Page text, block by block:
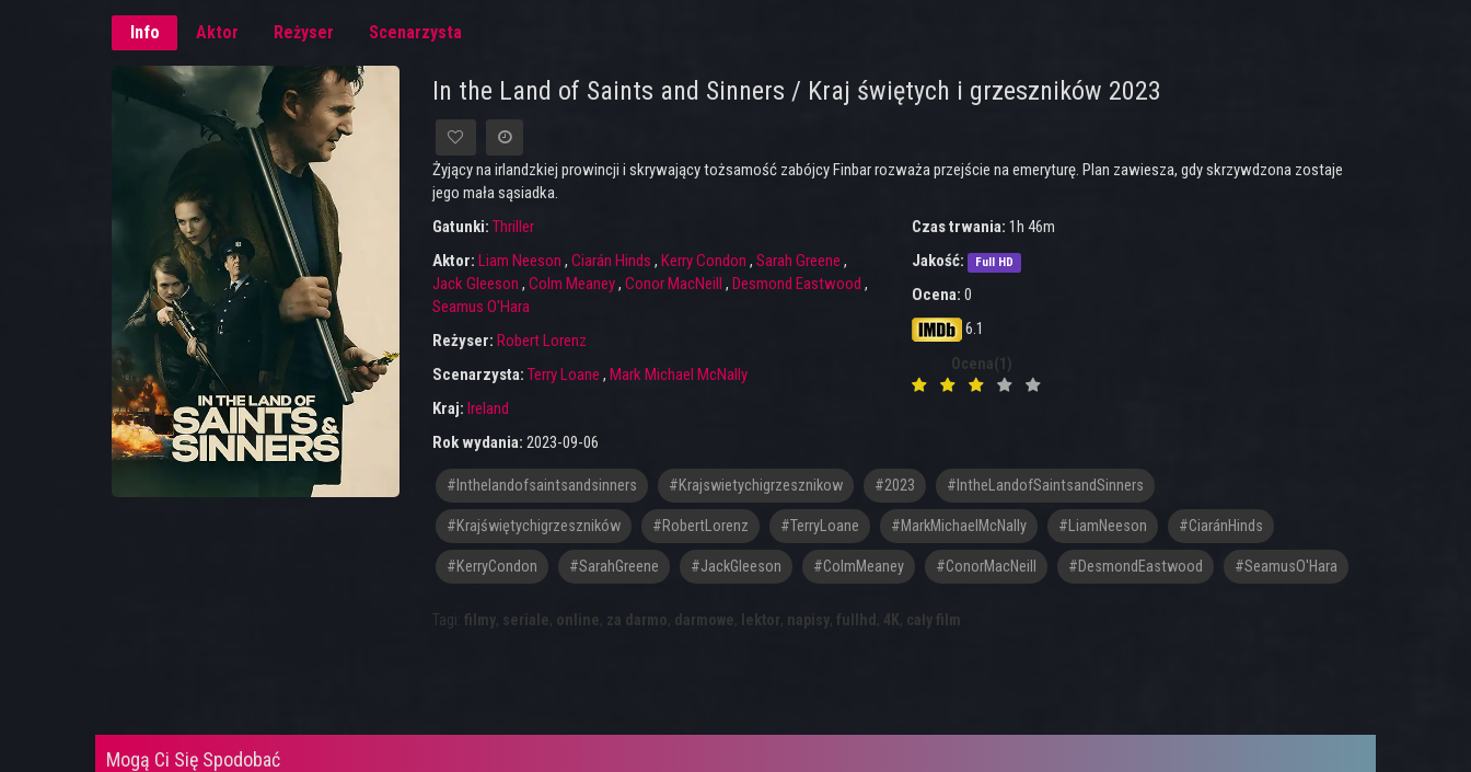
Info Aktor Reżyser Scenarzysta
In the Land of Saints and Sinners / Kraj świętych i grzeszników 2023
Żyjący na irlandzkiej prowincji i skrywający tożsamość zabójcy Finbar rozważa przejście na emeryturę. Plan zawiesza, gdy skrzywdzona zostaje
jego mała sąsiadka.
Gatunki: Thriller
Aktor: Liam Neeson , Ciarán Hinds , Kerry Condon , Sarah Greene ,
Jack Gleeson , Colm Meaney, Conor MacNeill , Desmond Eastwood ,
Seamus O'Hara
Reżyser: Robert Lorenz
Scenarzysta: Terry Loane , Mark Michael McNally
Kraj: Ireland
Rok wydania: 2023-09-06
Czas trwania: 1h 46m
Jakość:
Full HD
Ocena: 0
6.1
Ocena(1)
#inthelandofsaintsandsinners #krajswietychigrzesznikow #2023 #IntheLandofSaintsandSinners
#Krajświętychigrzeszników #RobertLorenz #TerryLoane #MarkMichaelMcNally #LiamNeeson #CiaránHinds
#KerryCondon #SarahGreene #JackGleeson #ColmMeaney #ConorMacNeill #DesmondEastwood #SeamusO'Hara
Tagi: filmy, seriale, online, za darmo, darmowe, lektor, napisy, fullhd , 4K, cały film
Mogą Ci Się Spodobać